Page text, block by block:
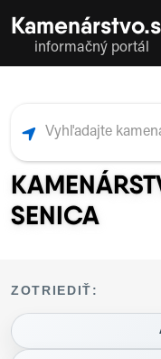
informačný portál
SENICA
ZOTRIEDIŤ: